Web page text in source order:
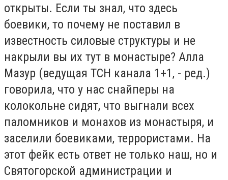
открыты. Если ты знал, что здесь
боевики, то почему не поставил в
известность силовые структуры и не
накрыли вы их тут в монастыре? Алла
Мазур (ведущая ТСН канала 1+1, - ред.)
говорила, что у нас снайперы на
колокольне сидят, что выгнали всех
паломников и монахов из монастыря, и
заселили боевиками, террористами. На
этот фейк есть ответ не только наш, но и
Святогорской администрации и